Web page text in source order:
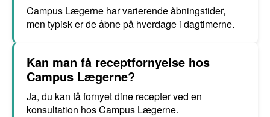
Campus Lægerne har varierende åbningstider,
men typisk er de åbne på hverdage i dagtimerne.
Kan man få receptfornyelse hos
Campus Lægerne?
Ja, du kan få fornyet dine recepter ved en
konsultation hos Campus Lægerne.